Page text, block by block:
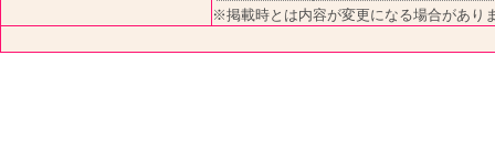
※掲載時とは内容が変更になる場合があり